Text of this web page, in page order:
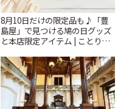
8月10日だけの限定品も♪「豊
島屋」で見つける鳩の日グッズ
と本店限定アイテム | ことりっ